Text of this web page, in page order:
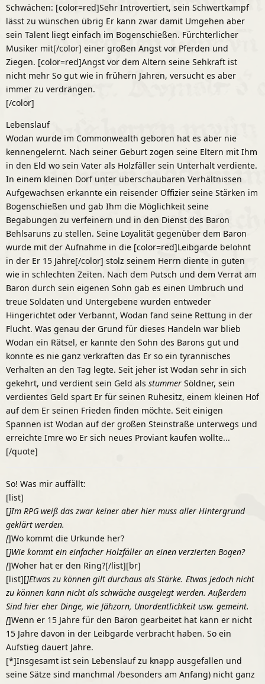
Schwächen: [color=red]Sehr Introvertiert, sein Schwertkampf
lässt zu wünschen übrig Er kann zwar damit Umgehen aber
sein Talent liegt einfach im Bogenschießen. Fürchterlicher
Musiker mit[/color] einer großen Angst vor Pferden und
Ziegen. [color=red]Angst vor dem Altern seine Sehkraft ist
nicht mehr So gut wie in frühern Jahren, versucht es aber
immer zu verdrängen.
[/color]
Lebenslauf
Wodan wurde im Commonwealth geboren hat es aber nie
kennengelernt. Nach seiner Geburt zogen seine Eltern mit Ihm
in den Eld wo sein Vater als Holzfäller sein Unterhalt verdiente.
In einem kleinen Dorf unter überschaubaren Verhältnissen
Aufgewachsen erkannte ein reisender Offizier seine Stärken im
Bogenschießen und gab Ihm die Möglichkeit seine
Begabungen zu verfeinern und in den Dienst des Baron
Behlsaruns zu stellen. Seine Loyalität gegenüber dem Baron
wurde mit der Aufnahme in die [color=red]Leibgarde belohnt
in der Er 15 Jahre[/color] stolz seinem Herrn diente in guten
wie in schlechten Zeiten. Nach dem Putsch und dem Verrat am
Baron durch sein eigenen Sohn gab es einen Umbruch und
treue Soldaten und Untergebene wurden entweder
Hingerichtet oder Verbannt, Wodan fand seine Rettung in der
Flucht. Was genau der Grund für dieses Handeln war blieb
Wodan ein Rätsel, er kannte den Sohn des Barons gut und
konnte es nie ganz verkraften das Er so ein tyrannisches
Verhalten an den Tag legte. Seit jeher ist Wodan sehr in sich
gekehrt, und verdient sein Geld als stummer Söldner, sein
verdientes Geld spart Er für seinen Ruhesitz, einem kleinen Hof
auf dem Er seinen Frieden finden möchte. Seit einigen
Spannen ist Wodan auf der großen Steinstraße unterwegs und
erreichte Imre wo Er sich neues Proviant kaufen wollte...
[/quote]
So! Was mir auffällt:
[list]
[]Im RPG weiß das zwar keiner aber hier muss aller Hintergrund
geklärt werden.
[]Wo kommt die Urkunde her?
[]Wie kommt ein einfacher Holzfäller an einen verzierten Bogen?
[]Woher hat er den Ring?[/list][br]
[list][]Etwas zu können gilt durchaus als Stärke. Etwas jedoch nicht
zu können kann nicht als schwäche ausgelegt werden. Außerdem
Sind hier eher Dinge, wie Jähzorn, Unordentlichkeit usw. gemeint.
[]Wenn er 15 Jahre für den Baron gearbeitet hat kann er nicht
15 Jahre davon in der Leibgarde verbracht haben. So ein
Aufstieg dauert Jahre.
[*]Insgesamt ist sein Lebenslauf zu knapp ausgefallen und
seine Sätze sind manchmal /besonders am Anfang) nicht ganz